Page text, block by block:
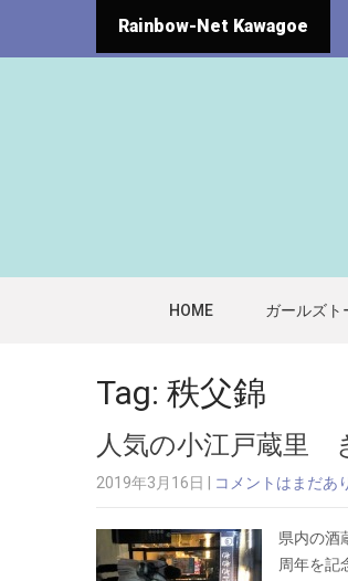
Rainbow-Net Kawagoe
HOME ガールズト
Tag: 秩父錦
人気の小江戸蔵里
2019年3月16日 コメントはまだあ
県内の酒
周年を記